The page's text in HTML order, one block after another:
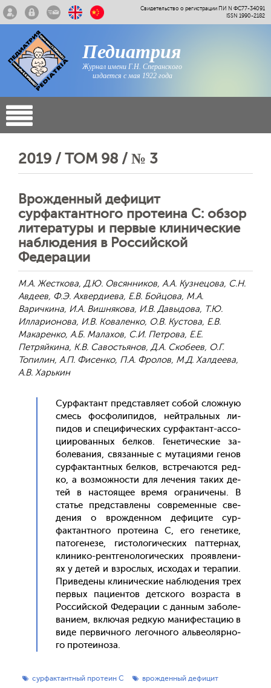
Свидетельство о регистрации ПИ N ФС77-34091
ISSN 1990-2182
Педиатрия
Журнал имени Г.Н. Сперанского
издается с мая 1922 года
2019 / ТОМ 98 / № 3
Врожденный дефицит
сурфактантного протеина С: обзор
литературы и первые клинические
наблюдения в Российской
Федерации
М.А. Жесткова, Д.Ю. Овсянников, А.А. Кузнецова, С.Н.
Авдеев, Ф.Э. Ахвердиева, Е.В. Бойцова, М.А.
Варичкина, И.А. Вишнякова, И.В. Давыдова, Т.Ю.
Илларионова, И.В. Коваленко, О.В. Кустова, Е.В.
Макаренко, А.Б. Малахов, С.И. Петрова, Е.Е.
Петряйкина, К.В. Савостьянов, Д.А. Скобеев, О.Г.
Топилин, А.П. Фисенко, П.А. Фролов, М.Д. Халдеева,
А.В. Харькин
Сур­фактант пред­став­ля­ет со­бой слож­ную
смесь фос­фо­липи­дов, ней­траль­ных ли­
пидов и спе­цифи­чес­ких сур­фактант-ас­со­
ци­иро­ван­ных бел­ков. Ге­нети­чес­кие за­
боле­вания, свя­зан­ные с му­таци­ями ге­нов
сур­фактан­тных бел­ков, встре­ча­ют­ся ред­
ко, а воз­можнос­ти для ле­чения та­ких де­
тей в нас­то­ящее вре­мя ог­ра­ниче­ны. В
статье пред­став­ле­ны сов­ре­мен­ные све­
дения о врож­денном де­фици­те сур­
фактан­тно­го про­те­ина С, его ге­нети­ке,
па­тоге­незе, гис­то­логи­чес­ких пат­тернах,
кли­нико-рен­тге­ноло­гичес­ких про­яв­ле­ни­
ях у де­тей и взрос­лых, ис­хо­дах и те­рапии.
При­веде­ны кли­ничес­кие наб­лю­дения трех
пер­вых па­ци­ен­тов дет­ско­го воз­раста в
Рос­сий­ской Фе­дера­ции с дан­ным за­боле­
вани­ем, вклю­чая ред­кую ма­нифес­та­цию в
ви­де пер­вично­го ле­гоч­но­го аль­ве­оляр­но­
го про­те­ино­за.
сурфактантный протеин С
врожденный дефицит